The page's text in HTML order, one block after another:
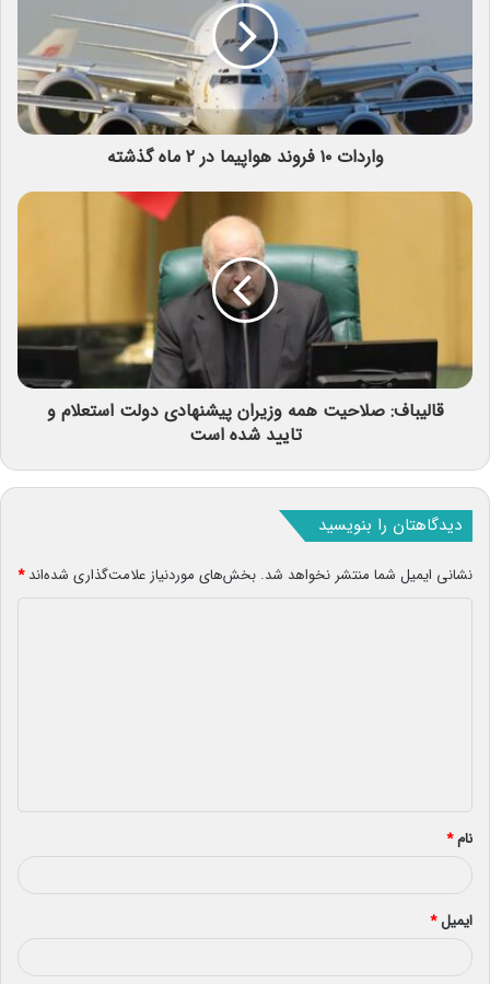
واردات ۱۰ فروند هواپیما در ۲ ماه گذشته
قالیباف: صلاحیت همه وزیران پیشنهادی دولت استعلام و
تایید شده است
دیدگاهتان را بنویسید
نشانی ایمیل شما منتشر نخواهد شد. بخش‌های موردنیاز علامت‌گذاری شده‌اند*
*
نام*
ایمیل*